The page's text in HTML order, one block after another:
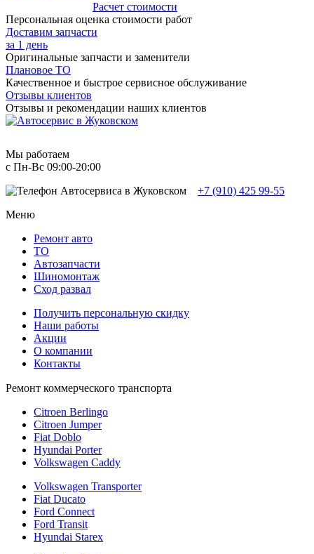
Расчет стоимости
Персональная оценка стоимости работ
Доставим запчасти
за 1 день
Оригинальные запчасти и заменители
Плановое ТО
Качественное и быстрое сервисное обслуживание
Отзывы клиентов
Отзывы и рекомендации наших клиентов
Мы работаем
с Пн-Вc 09:00-20:00
+7 (910) 425 99-55
Меню
Ремонт авто
TO
Автозапчасти
Шиномонтаж
Сход развал
Получить персональную скидку
Наши работы
Акции
О компании
Контакты
Ремонт коммерческого транспорта
Citroen Berlingo
Citroen Jumper
Fiat Doblo
Hyundai Porter
Volkswagen Caddy
Volkswagen Transporter
Fiat Ducato
Ford Connect
Ford Transit
Hyundai Starex